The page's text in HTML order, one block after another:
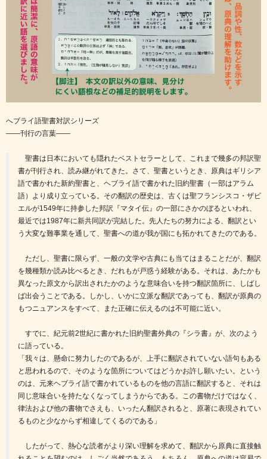
へブライ語聖書対訳シリーズ
――刊行の言葉――
聖書は日本においても隠れたベストセラーとして、これまで幾多の邦訳聖
書が刊行され、読み継がれてきた。さて、聖書というとき、原典はギリシア
語で書かれた新約聖書と、ヘブライ語で書かれた旧約聖書（一部はアラム
語）より成り立っている。その翻訳の歴史は、古くは聖フランシスコ・ザビ
エルが1549年に持参した邦訳『マタイ伝』の一部にさかのぼるといわれ、
最近では1987年に新共同訳が完結した。先人たちの努力による、翻訳とい
う大変な難事業を通して、聖書への道が我が国にも拓かれてきたのである。
ただし、聖書に限らず、一般の文学や古典にも当てはまることだが、翻訳
を幾種類か読み比べるとき、だれもが戸惑う経験がある。それは、あたかも
異なった原文から訳出されたかのような意味合いを持つ翻訳箇所に、しばし
ば出会うことである。しかし、いかに立派な翻訳であっても、翻訳が原典の
もつニュアンスをすべて、また正確に伝えるのは不可能に近い。
すでに、紀元前2世紀に書かれた旧約聖書外典の『シラ書』が、次のよう
に語っている。
「我々は、懸命に努力したのであるが、上手に翻訳されていない語句もある
と思われるので、そのような箇所についてはどうかお許し願いたい。という
のは、元来ヘブライ語で書かれているものを他の言語に翻訳すると、それは
同じ意味合いを持たなくなってしまうからである。この書物だけではなく、
律法および他の書物でさえも、いったん翻訳されると、原著に表現されてい
るものと少なからず相違してくるのである」
したがって、熱心な読者がより深い理解を求めて、翻訳から原典に直接触